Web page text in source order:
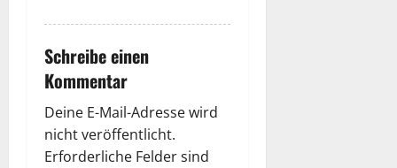
Schreibe einen
Kommentar
Deine E-Mail-Adresse wird
nicht veröffentlicht.
Erforderliche Felder sind